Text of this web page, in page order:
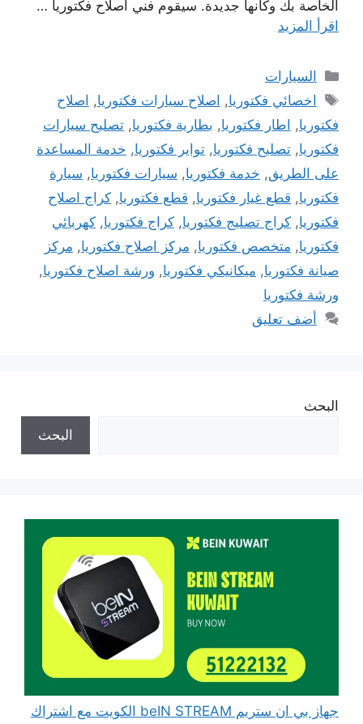
الخاصة بك وكأنها جديدة. سيقوم فني اصلاح فكتوريا …
اقرأ المزيد
التصنيفات
السيارات
الوسوم
اخصائي فكتوريا, اصلاح سيارات فكتوريا, اصلاح
فكتوريا, اطار فكتوريا, بطارية فكتوريا, تصليح سيارات
فكتوريا, تصليح فكتوريا, تواير فكتوريا, خدمة المساعدة
على الطريق, خدمة فكتوريا, سيارات فكتوريا, سيارة
فكتوريا, قطع غيار فكتوريا, قطع فكتوريا, كراج اصلاح
فكتوريا, كراج تصليج فكتوريا, كراج فكتوريا, كهربائي
فكتوريا, متخصص فكتوريا, مركز اصلاح فكتوريا, مركز
صيانة فكتوريا, ميكانيكي فكتوريا, ورشة اصلاح فكتوريا,
ورشة فكتوريا
أضف تعليق
البحث
البحث
جهاز بي ان ستريم beIN STREAM الكويت مع اشتراك